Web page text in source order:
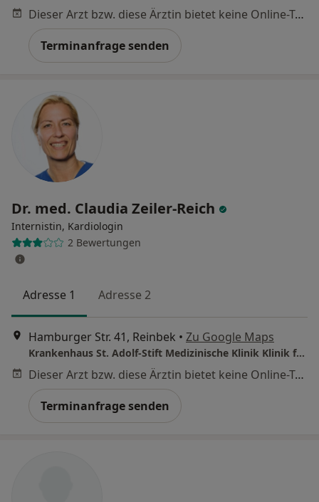
Dieser Arzt bzw. diese Ärztin bietet keine Online-Terminbuchung an diesem Standort an.
Terminanfrage senden
Dr. med. Claudia Zeiler-Reich
Internistin, Kardiologin
2 Bewertungen
Adresse 1 Adresse 2
Hamburger Str. 41, Reinbek • Zu Google Maps
Krankenhaus St. Adolf-Stift Medizinische Klinik Klinik für Kardiologie
Dieser Arzt bzw. diese Ärztin bietet keine Online-Terminbuchung an diesem Standort an.
Terminanfrage senden